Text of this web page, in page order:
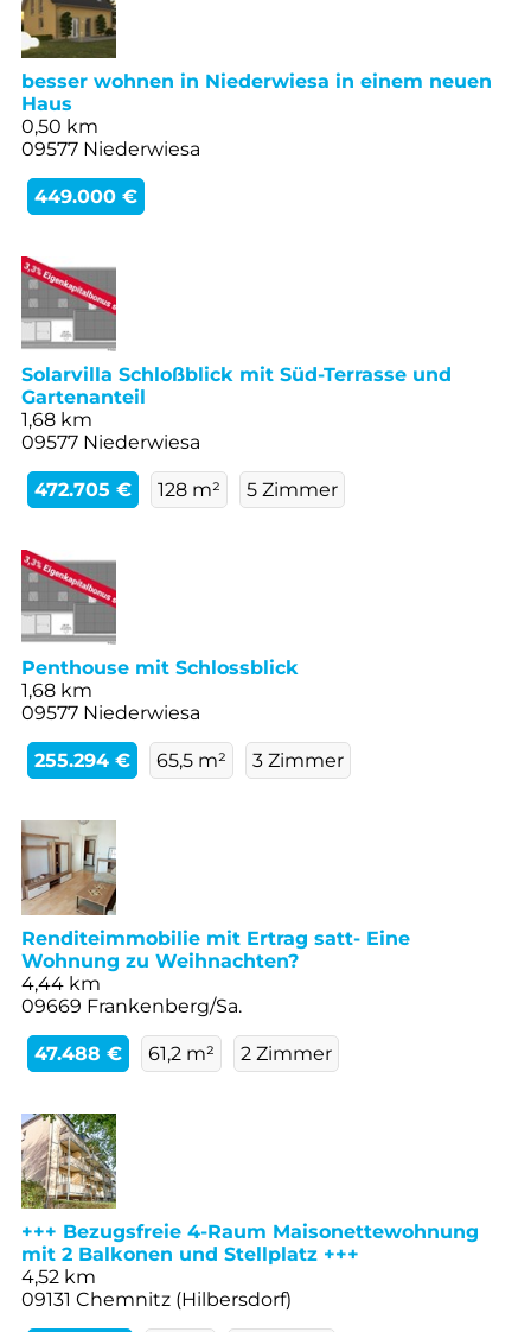
besser wohnen in Niederwiesa in einem neuen
Haus
0,50 km
09577 Niederwiesa
449.000 €
Solarvilla Schloßblick mit Süd-Terrasse und
Gartenanteil
1,68 km
09577 Niederwiesa
472.705 € 128 m² 5 Zimmer
Penthouse mit Schlossblick
1,68 km
09577 Niederwiesa
255.294 € 65,5 m² 3 Zimmer
Renditeimmobilie mit Ertrag satt- Eine
Wohnung zu Weihnachten?
4,44 km
09669 Frankenberg/Sa.
47.488 € 61,2 m² 2 Zimmer
+++ Bezugsfreie 4-Raum Maisonettewohnung
mit 2 Balkonen und Stellplatz +++
4,52 km
09131 Chemnitz (Hilbersdorf)